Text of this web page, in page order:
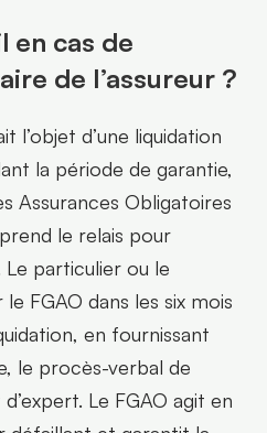
en cas de
de l’assureur ?
l’objet d’une liquidation
la période de garantie,
Assurances Obligatoires
le relais pour
Le particulier ou le
FGAO dans les six mois
en fournissant
le procès-verbal de
Le FGAO agit en